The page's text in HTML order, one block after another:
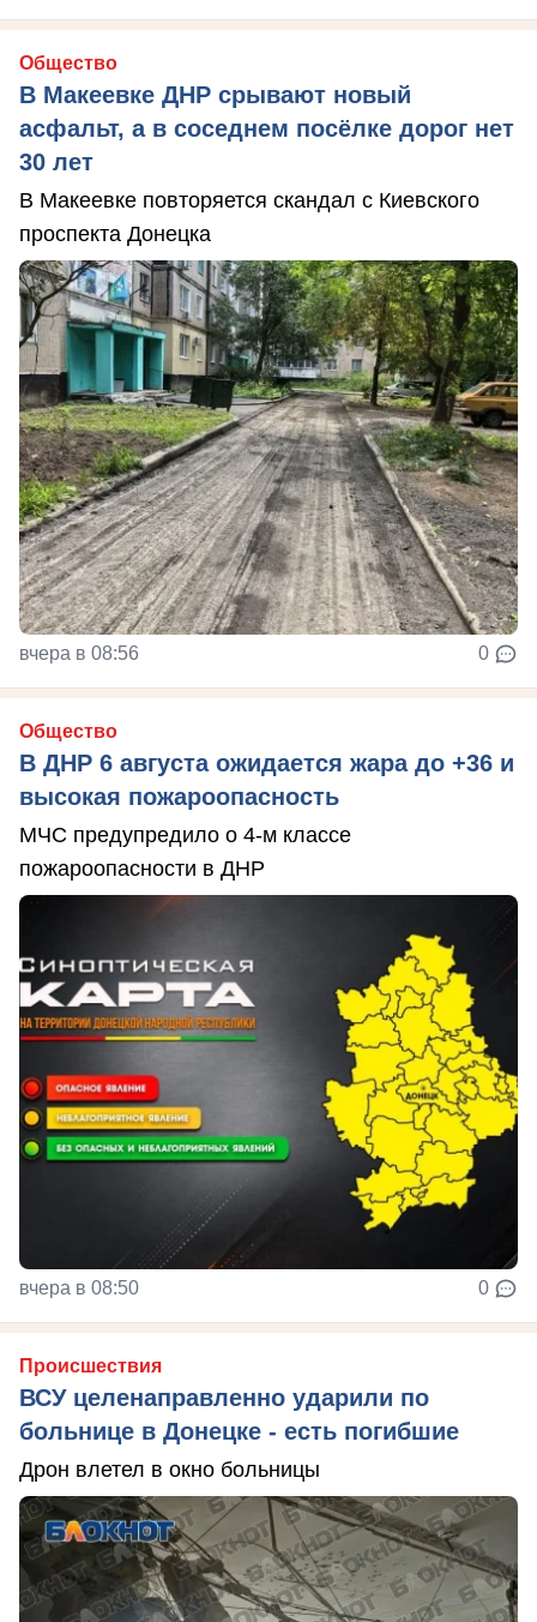
Общество
В Макеевке ДНР срывают новый
асфальт, а в соседнем посёлке дорог нет
30 лет
В Макеевке повторяется скандал с Киевского
проспекта Донецка
вчера в 08:56 0
Общество
В ДНР 6 августа ожидается жара до +36 и
высокая пожароопасность
МЧС предупредило о 4-м классе
пожароопасности в ДНР
вчера в 08:50 0
Происшествия
ВСУ целенаправленно ударили по
больнице в Донецке - есть погибшие
Дрон влетел в окно больницы